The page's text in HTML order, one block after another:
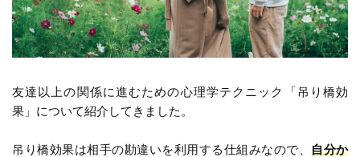
友達以上の関係に進むための心理学テクニック「吊り橋効
果」について紹介してきました。
吊り橋効果は相手の勘違いを利用する仕組みなので、 自分か